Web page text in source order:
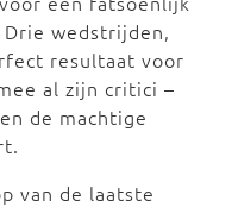
wedstrijden,
resultaat voor
al zijn critici –
de machtige
van de laatste